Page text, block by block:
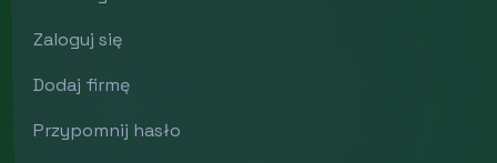
Zaloguj się
Dodaj firmę
Przypomnij hasło